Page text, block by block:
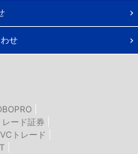
せ
ード証券
トレード